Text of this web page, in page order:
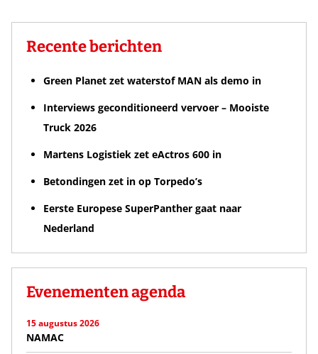
Recente berichten
Green Planet zet waterstof MAN als demo in
Interviews geconditioneerd vervoer – Mooiste
Truck 2026
Martens Logistiek zet eActros 600 in
Betondingen zet in op Torpedo’s
Eerste Europese SuperPanther gaat naar
Nederland
Evenementen agenda
15 augustus 2026
NAMAC